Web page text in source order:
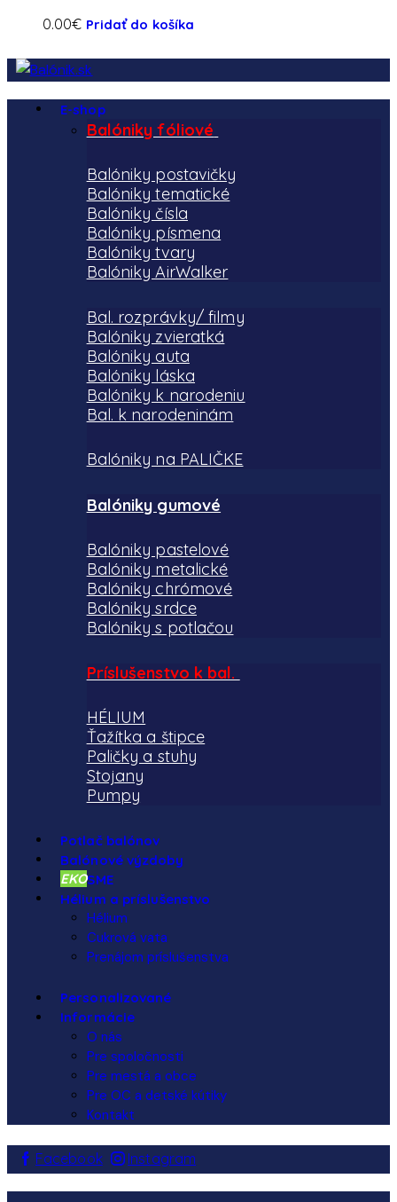
0.00€ Pridať do košíka
E-shop
Balóniky fóliové
Balóniky postavičky
Balóniky tematické
Balóniky čísla
Balóniky písmena
Balóniky tvary
Balóniky AirWalker
Bal. rozprávky/ filmy
Balóniky zvieratká
Balóniky auta
Balóniky láska
Balóniky k narodeniu
Bal. k narodeninám
Balóniky na PALIČKE
Balóniky gumové
Balóniky pastelové
Balóniky metalické
Balóniky chrómové
Balóniky srdce
Balóniky s potlačou
Príslušenstvo k bal.
HÉLIUM
Ťažítka a štipce
Paličky a stuhy
Stojany
Pumpy
Potlač balónov
Balónové výzdoby
EKOSME
Hélium a príslušenstvo
Hélium
Cukrová vata
Prenájom príslušenstva
Personalizované
Informácie
O nás
Pre spoločnosti
Pre mestá a obce
Pre OC a detské kútiky
Kontakt
Facebook Instagram